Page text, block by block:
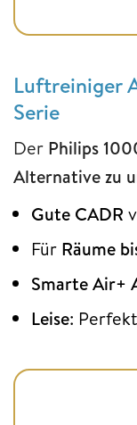
Luftreiniger
Serie
Der Philips
Alternative zu
Gute CADR
Für Räume
Smarte Air+
Leise: